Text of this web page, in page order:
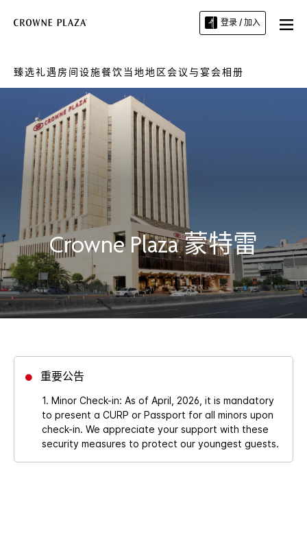
登录 / 加入
臻选礼遇 房间设施餐饮当地地区会议与宴会相册
Crowne Plaza 蒙特雷
重要公告
1. Minor Check-in: As of April, 2026, it is mandatory
to present a CURP or Passport for all minors upon
check-in. We appreciate your support with these
security measures to protect our youngest guests.